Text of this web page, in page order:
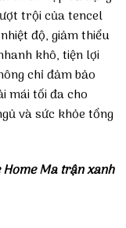
trội của tencel
độ, giảm thiểu
khô, tiện lợi
chỉ đảm bảo
mái tối đa cho
và sức khỏe tổng
Ma trận xanh